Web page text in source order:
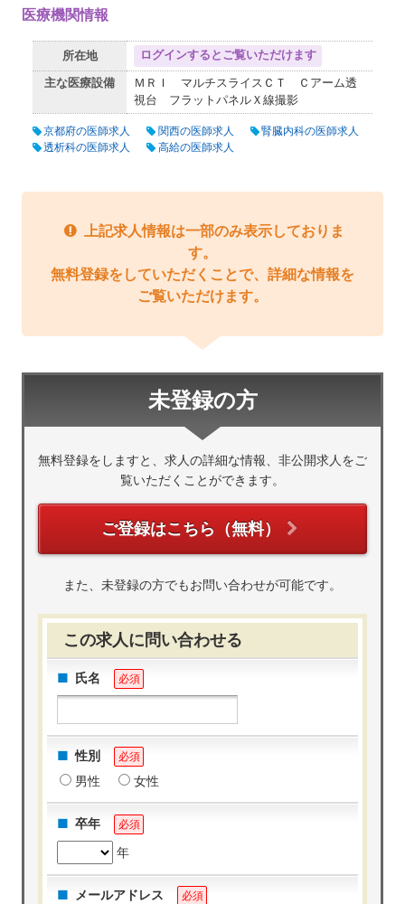
医療機関情報
所在地 ログインするとご覧いただけます
主な医療設備
ＭＲＩ マルチスライスＣＴ Ｃアーム透
視台 フラットパネルＸ線撮影
京都府の医師求人 関西の医師求人
腎臓内科の医師求人
透析科の医師求人
高給の医師求人
上記求人情報は一部のみ表示しておりま
す。
無料登録をしていただくことで、詳細な情報を
ご覧いただけます。
未登録の方
無料登録をしますと、求人の詳細な情報、非公開求人をご
覧いただくことができます。
ご登録はこちら（無料）
また、未登録の方でもお問い合わせが可能です。
この求人に問い合わせる
氏名 必須
性別 必須
男性 女性
卒年 必須
年
メールアドレス 必須